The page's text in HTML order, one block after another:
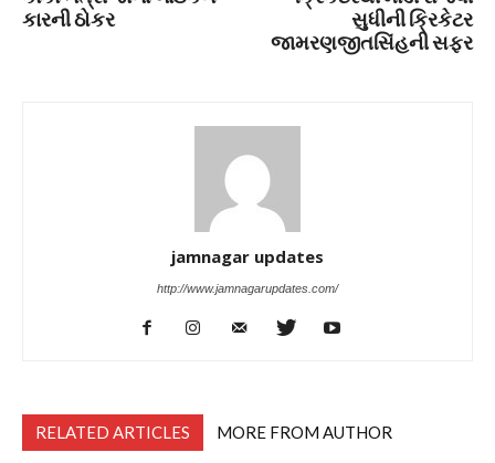
કારની ઠોકર
સુધીની ક્રિકેટર
જામરણજીતસિંહની સફર
jamnagar updates
http://www.jamnagarupdates.com/
RELATED ARTICLES MORE FROM AUTHOR